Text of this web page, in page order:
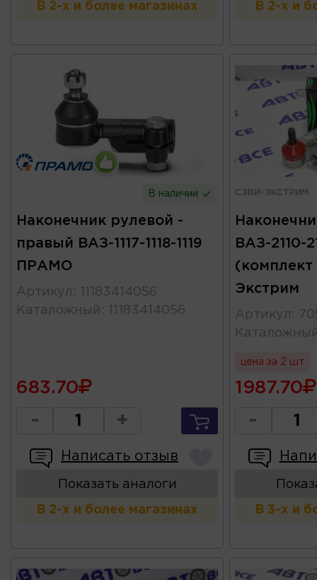
В 2-х и более магазинах В 2-х и
В наличии
Наконечник рулевой -
правый ВАЗ-1117-1118-1119
ПРАМО
Артикул :
11183414056
Каталожный : 11183414056
683.70
- +
Написать отзыв
Показать аналоги
В 2-х и более магазинах
СЭВИ-ЭКСТРИМ
ВАЗ-2110-
Экстрим
Артикул :
цена за 2 шт
1987.70
-
В 3-х и